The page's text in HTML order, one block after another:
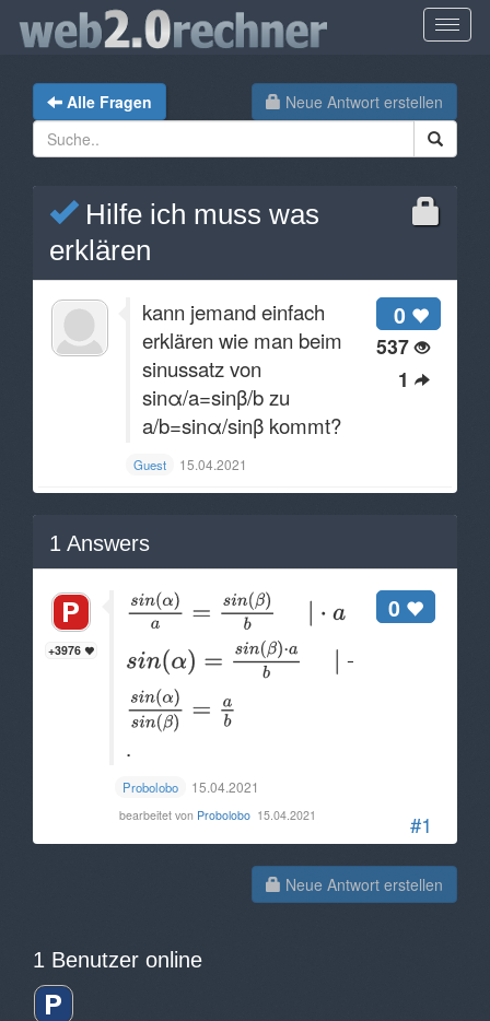
Neue Antwort erstellen
Alle Fragen
Hilfe ich muss was
erklären
0
537
1
kann jemand einfach
erklären wie man beim
sinussatz von
sinα/a=sinβ/b zu
a/b=sinα/sinβ kommt?
Guest 15.04.2021
1 Answers
#1
+3976
0
.
Probolobo 15.04.2021
bearbeitet von Probolobo 15.04.2021
Neue Antwort erstellen
1 Benutzer online